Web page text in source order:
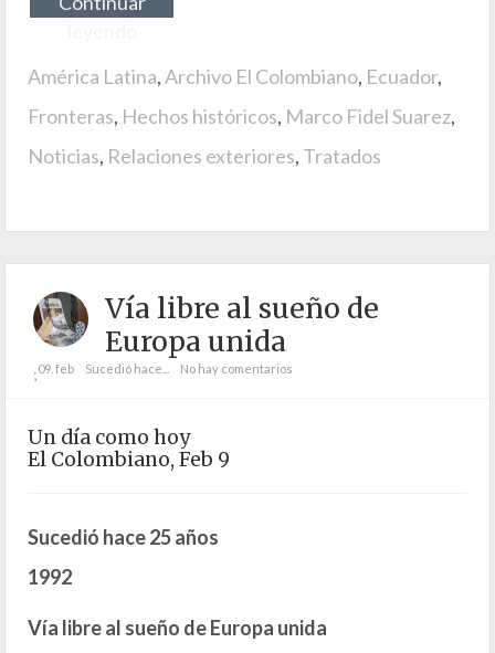
América Latina,Archivo El Colombiano, Ecuador,
Fronteras, Hechos históricos, Marco Fidel Suarez,
Noticias, Relaciones exteriores, Tratados
Vía libre al sueño de
Europa unida
;09. feb Sucedió hace... No hay comentarios
Un día como hoy
El Colombiano, Feb 9
Sucedió hace 25 años
1992
Vía libre al sueño de Europa unida